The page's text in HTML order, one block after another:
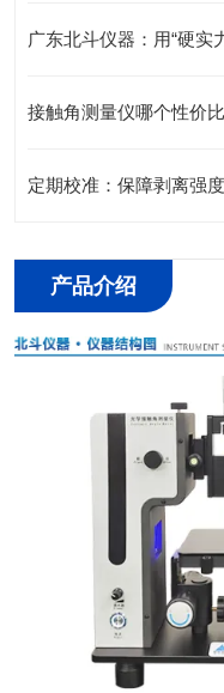
接触角测量仪哪个性价
定期校准：保障剥离强
产品介绍